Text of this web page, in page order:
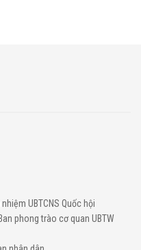
UBTCNS Quốc hội
phong trào cơ quan UBTW